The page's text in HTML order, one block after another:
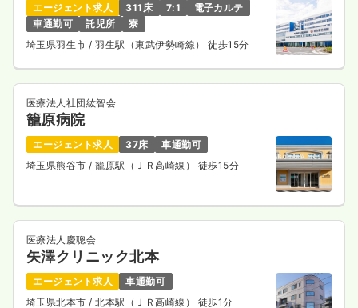
エージェント求人 311床 7:1
電子カルテ
車通勤可
託児所
寮
埼玉県羽生市/ 羽生駅（東武伊勢崎線） 徒歩15分
医療法人社団紘智会
籠原病院
エージェント求人 37床
車通勤可
埼玉県熊谷市 / 籠原駅（ＪＲ高崎線） 徒歩15分
医療法人慶聰会
矢澤クリニック北本
エージェント求人
車通勤可
埼玉県北本市 / 北本駅（ＪＲ高崎線） 徒歩1分